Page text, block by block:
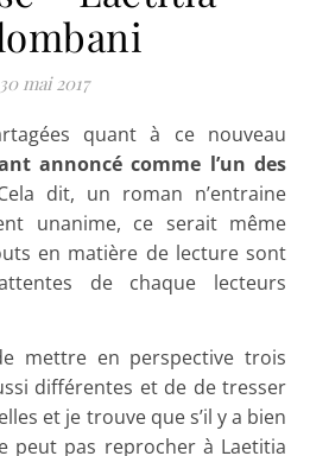
30 mai 2017
annoncé comme l’un des
dit, un roman n’entraine
unanime, ce serait même
en matière de lecture sont
de chaque lecteurs
mettre en perspective trois
différentes et de de tresser
et je trouve que s’il y a bien
peut pas reprocher à Laetitia